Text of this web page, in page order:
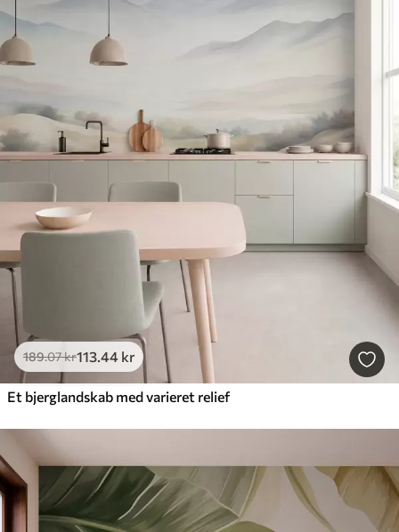
189.07kr113.44 kr
Et bjerglandskab med varieret relief